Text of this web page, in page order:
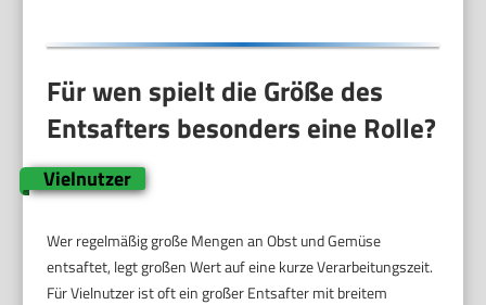
Für wen spielt die Größe des
Entsafters besonders eine Rolle?
Vielnutzer
Wer regelmäßig große Mengen an Obst und Gemüse
entsaftet, legt großen Wert auf eine kurze Verarbeitungszeit.
Für Vielnutzer ist oft ein großer Entsafter mit breitem